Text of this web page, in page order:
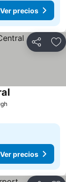
Ver precios
Compartir
Ver precios